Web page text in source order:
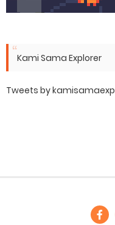
Kami Sama Explorer
Tweets by kamisamaexp